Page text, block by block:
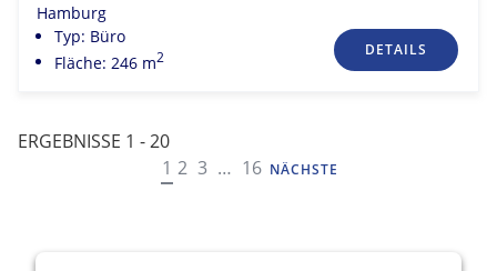
Hamburg
Typ: Büro
Fläche: 246 m2 DETAILS
ERGEBNISSE 1 - 20
NAVIGATION
1 2 3 … 16 NÄCHSTE